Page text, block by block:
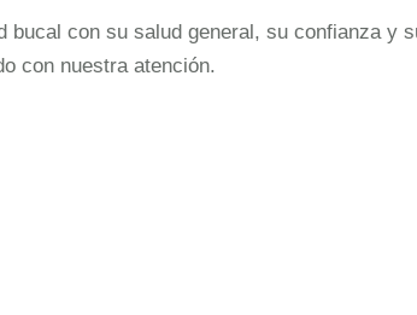
con su salud general, su confianza y
con nuestra atención.